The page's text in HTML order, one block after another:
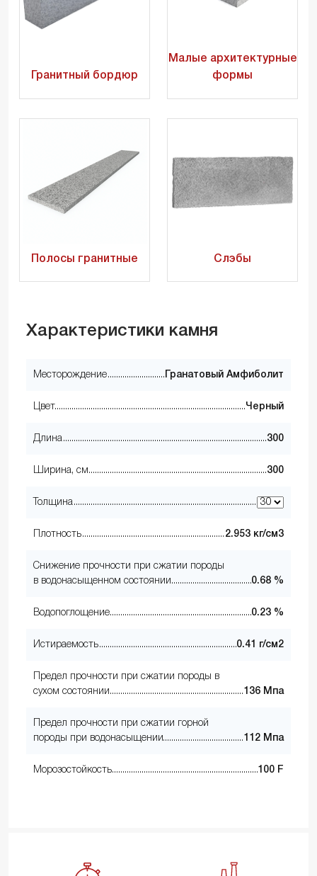
Гранитный бордюр
Малые архитектурные
формы
Полосы гранитные Слэбы
Характеристики камня
Месторождение Гранатовый Амфиболит
Цвет Черный
Длина 300
Ширина, см 300
Толщина
Плотность 2.953 кг/см3
Снижение прочности при сжатии породы
в водонасыщенном состоянии
0.68 %
Водопоглощение 0.23 %
Истираемость 0.41 г/см2
Предел прочности при сжатии породы в
сухом состоянии
136 Мпа
Предел прочности при сжатии горной
породы при водонасыщении
112 Мпа
Морозостойкость 100 F